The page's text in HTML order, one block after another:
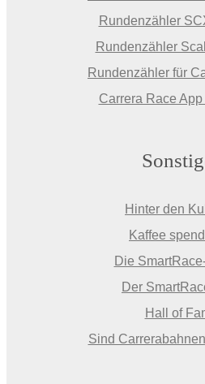
Rundenzähler
Rundenzähler
Rundenzähler für
Carrera Race
Hinter den
Kaffee
Die
Der
Hall of
Sind